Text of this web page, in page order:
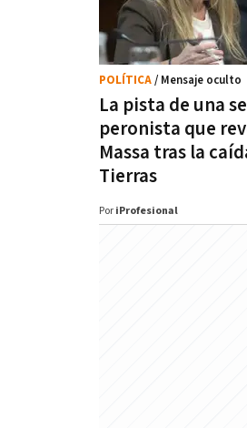
La pista de una
peronista que
Massa tras la
Tierras
POLÍTICA/ Mensaje oculto
Por iProfesional